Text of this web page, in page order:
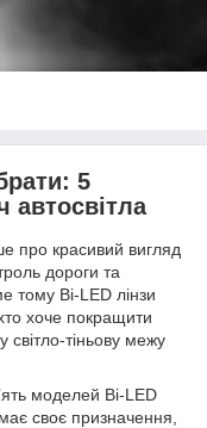
5
автосвітла
про красивий вигляд
дороги та
тому Bi-LED лінзи
хоче покращити
світло-тіньову межу
моделей Bi-LED
своє призначення,